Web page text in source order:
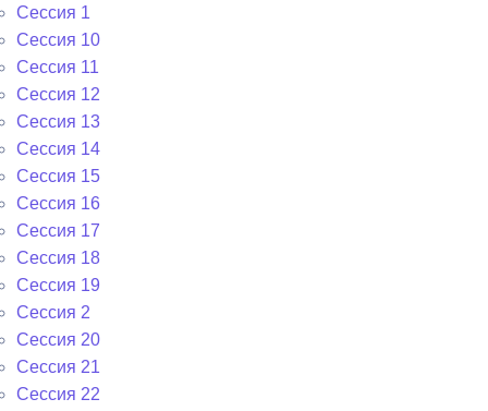
Сессия 1
Сессия 10
Сессия 11
Сессия 12
Сессия 13
Сессия 14
Сессия 15
Сессия 16
Сессия 17
Сессия 18
Сессия 19
Сессия 2
Сессия 20
Сессия 21
Сессия 22